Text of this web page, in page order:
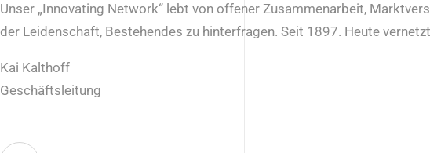
Unser „Innovating Network“ lebt von offener Zusammenarbeit,
der Leidenschaft, Bestehendes zu hinterfragen. Seit 1897. Heute
Kai Kalthoff
Geschäftsleitung